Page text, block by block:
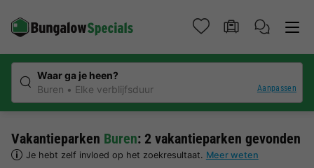
Waar ga je heen?
Buren
Elke verblijfsduur Aanpassen
Vakantieparken Buren: 2 vakantieparken gevonden
Je hebt zelf invloed op het zoekresultaat. Meer weten